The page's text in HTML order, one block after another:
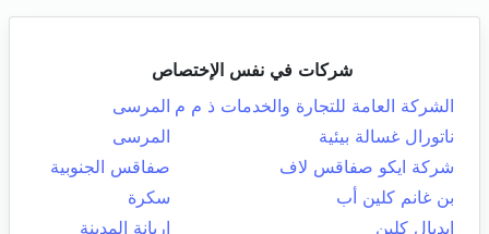
شركات في نفس الإختصاص
الشركة العامة للتجارة والخدمات ذ م م المرسى
ناتورال غسالة بيئية
المرسى
شركة ايكو صفاقس لاف
صفاقس الجنوبية
بن غانم كلين أب
سكرة
ايديال كلين
اريانة المدينة